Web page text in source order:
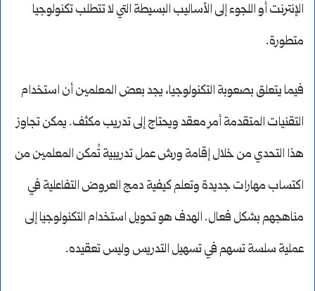
الإنترنت أو اللجوء إلى الأساليب البسيطة التي لا تتطلب تكنولوجيا
متطورة.
فيما يتعلق بصعوبة التكنولوجيا، يجد بعض المعلمين أن استخدام
التقنيات المتقدمة أمر معقد ويحتاج إلى تدريب مكثف. يمكن تجاوز
هذا التحدي من خلال إقامة ورش عمل تدريبية تُمكن المعلمين من
اكتساب مهارات جديدة وتعلم كيفية دمج العروض التفاعلية في
مناهجهم بشكل فعال. الهدف هو تحويل استخدام التكنولوجيا إلى
عملية سلسة تسهم في تسهيل التدريس وليس تعقيده.